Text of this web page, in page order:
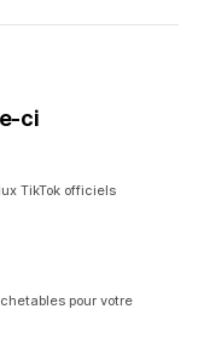
ci
TikTok officiels
pour votre